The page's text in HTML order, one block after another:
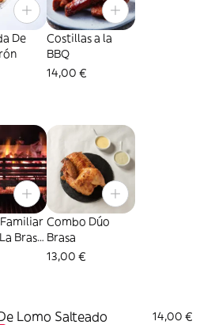
De
Costillas a la
BBQ
14,00 €
Brasa
Combo Dúo
Brasa
13,00 €
Lomo Salteado 14,00 €